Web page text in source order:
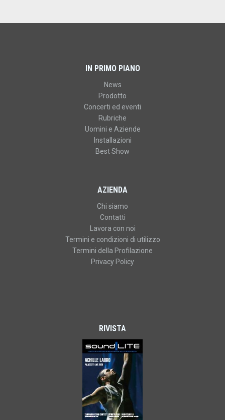
IN PRIMO PIANO
News
Prodotto
Concerti ed eventi
Rubriche
Uomini e Aziende
Installazioni
Best Show
AZIENDA
Chi siamo
Contatti
Lavora con noi
Termini e condizioni di utilizzo
Termini della Profilazione
Privacy Policy
RIVISTA